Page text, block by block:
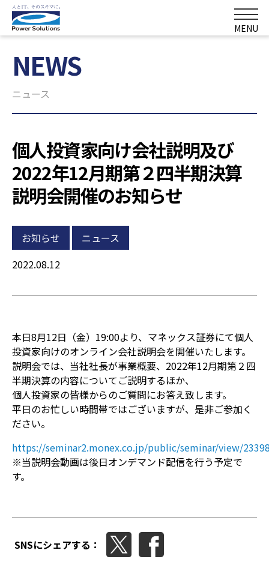
MENU
NEWS
ニュース
個人投資家向け会社説明及び
2022年12月期第２四半期決算
説明会開催のお知らせ
お知らせ
ニュース
2022.08.12
本日8月12日（金）19:00より、マネックス証券にて個人
投資家向けのオンライン会社説明会を開催いたします。
説明会では、当社社長が事業概要、2022年12月期第２四
半期決算の内容についてご説明するほか、
個人投資家の皆様からのご質問にお答え致します。
平日のお忙しい時間帯ではございますが、是非ご参加く
ださい。
https://seminar2.monex.co.jp/public/seminar/view/
※当説明会動画は後日オンデマンド配信を行う予定で
す。
SNSにシェアする：